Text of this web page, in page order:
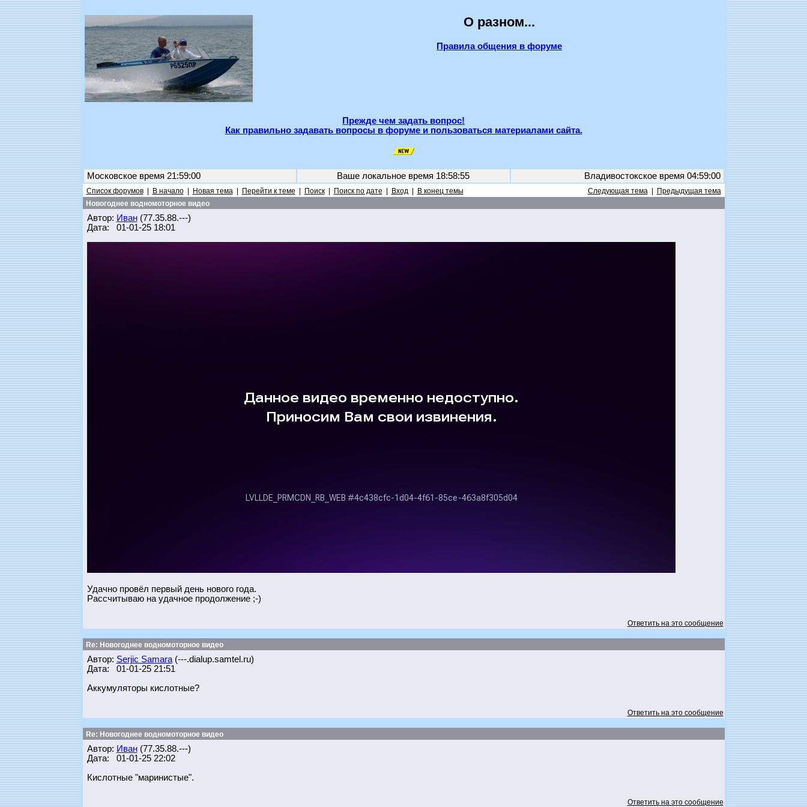
О разном...
Правила общения в форуме
Прежде чем задать вопрос!
Как правильно задавать вопросы в форуме и пользоваться материалами сайта.
Московское время 21:59:00 Ваше локальное время 18:58:55 Владивостокское время 04:59:00
Список форумов| В начало| Новая тема| Перейти к теме Поиск| Поиск по дате Вход| В конец темы Следующая тема|
Предыдущая тема
Новогоднее водномоторное видео
Автор: Иван(77.35.88.---)
Дата: 01-01-25 18:01
Удачно провёл первый день нового года.
Рассчитываю на удачное продолжение ;-)
Ответить на это сообщение
Re: Новогоднее водномоторное видео
Автор: Serjic Samara(---.dialup.samtel.ru)
Дата: 01-01-25 21:51
Аккумуляторы кислотные?
Ответить на это сообщение
Re: Новогоднее водномоторное видео
Автор: Иван(77.35.88.---)
Дата: 01-01-25 22:02
Кислотные "маринистые".
Ответить на это сообщение